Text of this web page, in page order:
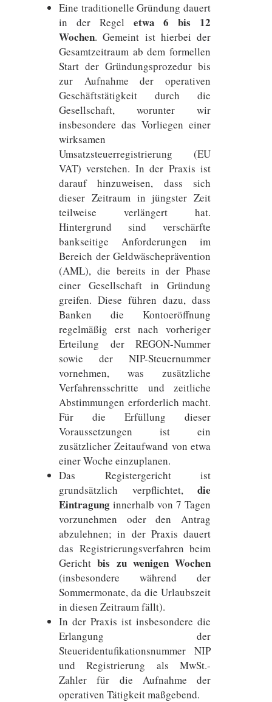
Eine traditionelle Gründung dauert
in der Regel etwa 6 bis 12
Wochen. Gemeint ist hierbei der
Gesamtzeitraum ab dem formellen
Start der Gründungsprozedur bis
zur Aufnahme der operativen
Geschäftstätigkeit durch die
Gesellschaft, worunter wir
insbesondere das Vorliegen einer
wirksamen
Umsatzsteuerregistrierung (EU
VAT) verstehen. In der Praxis ist
darauf hinzuweisen, dass sich
dieser Zeitraum in jüngster Zeit
teilweise verlängert hat.
Hintergrund sind verschärfte
bankseitige Anforderungen im
Bereich der Geldwäscheprävention
(AML), die bereits in der Phase
einer Gesellschaft in Gründung
greifen. Diese führen dazu, dass
Banken die Kontoeröffnung
regelmäßig erst nach vorheriger
Erteilung der REGON-Nummer
sowie der NIP-Steuernummer
vornehmen, was zusätzliche
Verfahrensschritte und zeitliche
Abstimmungen erforderlich macht.
Für die Erfüllung dieser
Voraussetzungen ist ein
zusätzlicher Zeitaufwand von etwa
einer Woche einzuplanen.
Das Registergericht ist
grundsätzlich verpflichtet, die
Eintragung innerhalb von 7 Tagen
vorzunehmen oder den Antrag
abzulehnen; in der Praxis dauert
das Registrierungsverfahren beim
Gerichtbis zu wenigen Wochen
(insbesondere während der
Sommermonate, da die Urlaubszeit
in diesen Zeitraum fällt).
In der Praxis ist insbesondere die
Erlangung der
Steueridentufikationsnummer NIP
und Registrierung als MwSt.-
Zahler für die Aufnahme der
operativen Tätigkeit maßgebend.